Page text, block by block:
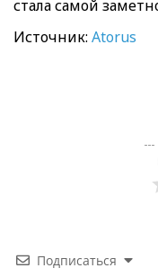
стала самой
Источник: Atorus
Подписаться